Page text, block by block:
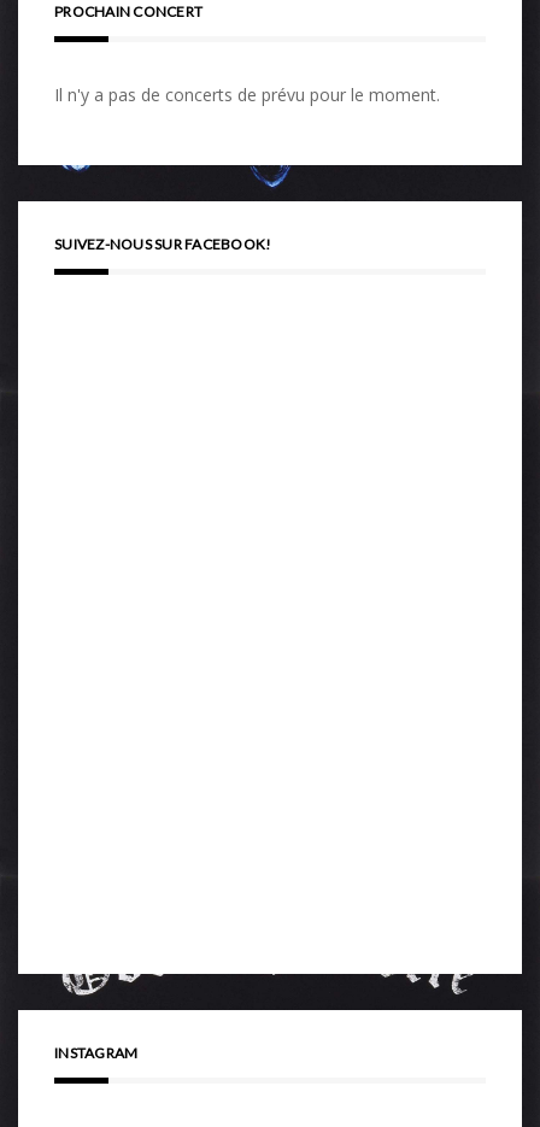
PROCHAIN CONCERT
Il n'y a pas de concerts de prévu pour le moment.
SUIVEZ-NOUS SUR FACEBOOK!
INSTAGRAM